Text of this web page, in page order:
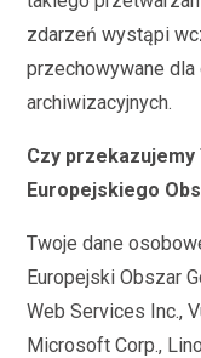
zdarzeń wystąpi
przechowywane
archiwizacyjnych.
Czy
Europejskiego
Twoje dane
Europejski Obszar
Web Services Inc.,
Microsoft Corp.,